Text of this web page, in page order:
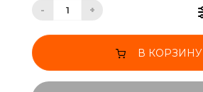
- +
В КОРЗИНУ